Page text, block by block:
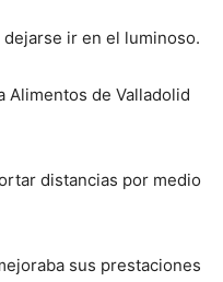
dejarse ir en el luminoso.
Alimentos de Valladolid
distancias por medio
sus prestaciones